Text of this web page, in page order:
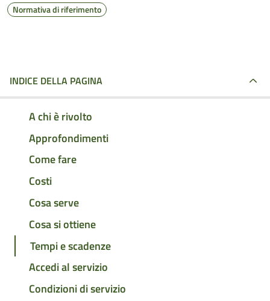
Normativa di riferimento
INDICE DELLA PAGINA
A chi è rivolto
Approfondimenti
Come fare
Costi
Cosa serve
Cosa si ottiene
Tempi e scadenze
Accedi al servizio
Condizioni di servizio